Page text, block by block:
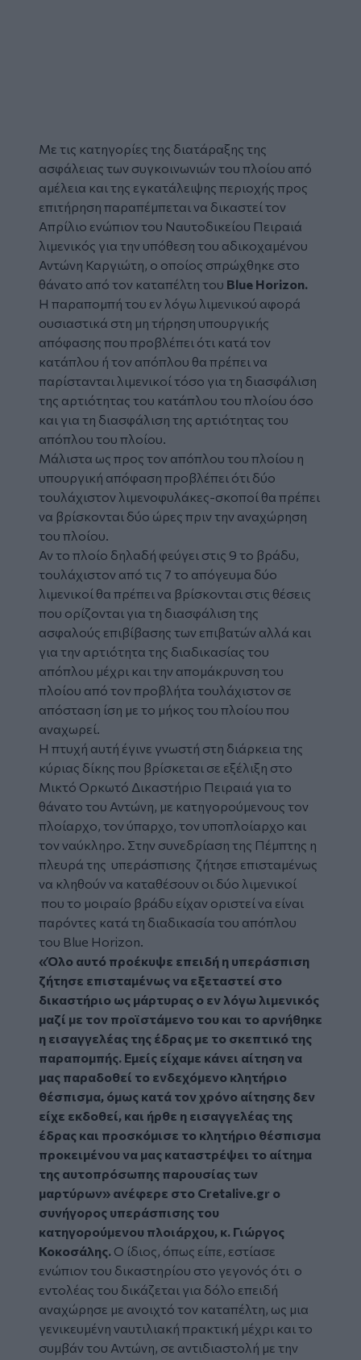
Με τις κατηγορίες της διατάραξης της
ασφάλειας των συγκοινωνιών του πλοίου από
αμέλεια και της εγκατάλειψης περιοχής προς
επιτήρηση παραπέμπεται να δικαστεί τον
Απρίλιο ενώπιον του Ναυτοδικείου Πειραιά
λιμενικός για την υπόθεση του αδικοχαμένου
Αντώνη Καργιώτη, ο οποίος σπρώχθηκε στο
θάνατο από τον καταπέλτη του Blue Horizon.
Η παραπομπή του εν λόγω λιμενικού αφορά
ουσιαστικά στη μη τήρηση υπουργικής
απόφασης που προβλέπει ότι κατά τον
κατάπλου ή τον απόπλου θα πρέπει να
παρίστανται λιμενικοί τόσο για τη διασφάλιση
της αρτιότητας του κατάπλου του πλοίου όσο
και για τη διασφάλιση της αρτιότητας του
απόπλου του πλοίου.
Μάλιστα ως προς τον απόπλου του πλοίου η
υπουργική απόφαση προβλέπει ότι δύο
τουλάχιστον λιμενοφυλάκες-σκοποί θα πρέπει
να βρίσκονται δύο ώρες πριν την αναχώρηση
του πλοίου.
Αν το πλοίο δηλαδή φεύγει στις 9 το βράδυ,
τουλάχιστον από τις 7 το απόγευμα δύο
λιμενικοί θα πρέπει να βρίσκονται στις θέσεις
που ορίζονται για τη διασφάλιση της
ασφαλούς επιβίβασης των επιβατών αλλά και
για την αρτιότητα της διαδικασίας του
απόπλου μέχρι και την απομάκρυνση του
πλοίου από τον προβλήτα τουλάχιστον σε
απόσταση ίση με το μήκος του πλοίου που
αναχωρεί.
Η πτυχή αυτή έγινε γνωστή στη διάρκεια της
κύριας δίκης που βρίσκεται σε εξέλιξη στο
Μικτό Ορκωτό Δικαστήριο Πειραιά για το
θάνατο του Αντώνη, με κατηγορούμενους τον
πλοίαρχο, τον ύπαρχο, τον υποπλοίαρχο και
τον ναύκληρο. Στην συνεδρίαση της Πέμπτης η
πλευρά της υπεράσπισης ζήτησε επισταμένως
να κληθούν να καταθέσουν οι δύο λιμενικοί
που το μοιραίο βράδυ είχαν οριστεί να είναι
παρόντες κατά τη διαδικασία του απόπλου
του Blue Horizon.
«Όλο αυτό προέκυψε επειδή η υπεράσπιση
ζήτησε επισταμένως να εξεταστεί στο
δικαστήριο ως μάρτυρας ο εν λόγω λιμενικός
μαζί με τον προϊστάμενο του και το αρνήθηκε
η εισαγγελέας της έδρας με το σκεπτικό της
παραπομπής. Εμείς είχαμε κάνει αίτηση να
μας παραδοθεί το ενδεχόμενο κλητήριο
θέσπισμα, όμως κατά τον χρόνο αίτησης δεν
είχε εκδοθεί, και ήρθε η εισαγγελέας της
έδρας και προσκόμισε το κλητήριο θέσπισμα
προκειμένου να μας καταστρέψει το αίτημα
της αυτοπρόσωπης παρουσίας των
μαρτύρων» ανέφερε στο Cretalive.gr ο
συνήγορος υπεράσπισης του
κατηγορούμενου πλοιάρχου, κ. Γιώργος
Κοκοσάλης. Ο ίδιος, όπως είπε, εστίασε
ενώπιον του δικαστηρίου στο γεγονός ότι ο
εντολέας του δικάζεται για δόλο επειδή
αναχώρησε με ανοιχτό τον καταπέλτη, ως μια
γενικευμένη ναυτιλιακή πρακτική μέχρι και το
συμβάν του Αντώνη, σε αντιδιαστολή με την